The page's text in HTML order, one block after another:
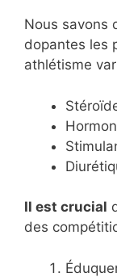
Nous savons
dopantes les
athlétisme
Il est crucial
des